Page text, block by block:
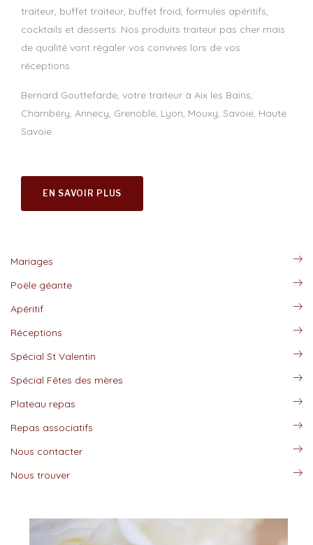
traiteur, buffet traiteur, buffet froid, formules apéritifs,
cocktails et desserts. Nos produits traiteur pas cher mais
de qualité vont régaler vos convives lors de vos
réceptions.
Bernard Gouttefarde, votre traiteur à Aix les Bains,
Chambéry, Annecy, Grenoble, Lyon, Mouxy, Savoie, Haute
Savoie.
EN SAVOIR PLUS
Mariages
Poële géante
Apéritif
Réceptions
Spécial St Valentin
Spécial Fêtes des mères
Plateau repas
Repas associatifs
Nous contacter
Nous trouver